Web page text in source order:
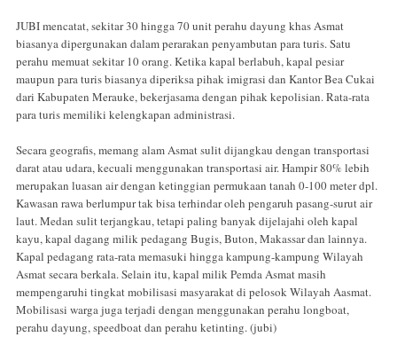
JUBI mencatat, sekitar 30 hingga 70 unit perahu dayung khas Asmat
biasanya dipergunakan dalam perarakan penyambutan para turis. Satu
perahu memuat sekitar 10 orang. Ketika kapal berlabuh, kapal pesiar
maupun para turis biasanya diperiksa pihak imigrasi dan Kantor Bea Cukai
dari Kabupaten Merauke, bekerjasama dengan pihak kepolisian. Rata-rata
para turis memiliki kelengkapan administrasi.
Secara geografis, memang alam Asmat sulit dijangkau dengan transportasi
darat atau udara, kecuali menggunakan transportasi air. Hampir 80% lebih
merupakan luasan air dengan ketinggian permukaan tanah 0-100 meter dpl.
Kawasan rawa berlumpur tak bisa terhindar oleh pengaruh pasang-surut air
laut. Medan sulit terjangkau, tetapi paling banyak dijelajahi oleh kapal
kayu, kapal dagang milik pedagang Bugis, Buton, Makassar dan lainnya.
Kapal pedagang rata-rata memasuki hingga kampung-kampung Wilayah
Asmat secara berkala. Selain itu, kapal milik Pemda Asmat masih
mempengaruhi tingkat mobilisasi masyarakat di pelosok Wilayah Aasmat.
Mobilisasi warga juga terjadi dengan menggunakan perahu longboat,
perahu dayung, speedboat dan perahu ketinting. (jubi)